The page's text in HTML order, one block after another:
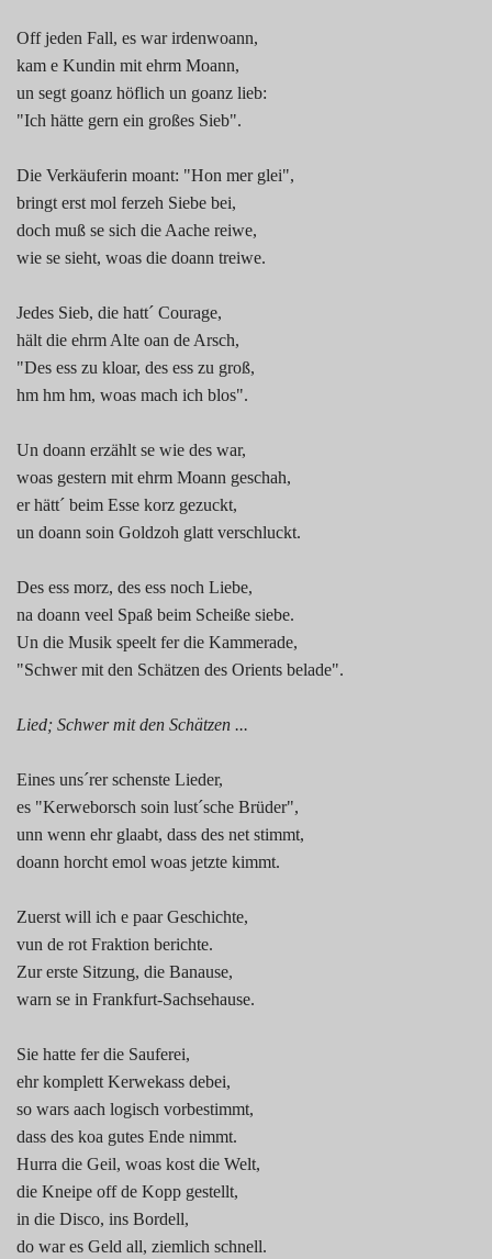
Off jeden Fall, es war irdenwoann,
kam e Kundin mit ehrm Moann,
un segt goanz höflich un goanz lieb:
"Ich hätte gern ein großes Sieb".
Die Verkäuferin moant: "Hon mer glei",
bringt erst mol ferzeh Siebe bei,
doch muß se sich die Aache reiwe,
wie se sieht, woas die doann treiwe.
Jedes Sieb, die hatt´ Courage,
hält die ehrm Alte oan de Arsch,
"Des ess zu kloar, des ess zu groß,
hm hm hm, woas mach ich blos".
Un doann erzählt se wie des war,
woas gestern mit ehrm Moann geschah,
er hätt´ beim Esse korz gezuckt,
un doann soin Goldzoh glatt verschluckt.
Des ess morz, des ess noch Liebe,
na doann veel Spaß beim Scheiße siebe.
Un die Musik speelt fer die Kammerade,
"Schwer mit den Schätzen des Orients belade".
Lied; Schwer mit den Schätzen ...
Eines uns´rer schenste Lieder,
es "Kerweborsch soin lust´sche Brüder",
unn wenn ehr glaabt, dass des net stimmt,
doann horcht emol woas jetzte kimmt.
Zuerst will ich e paar Geschichte,
vun de rot Fraktion berichte.
Zur erste Sitzung, die Banause,
warn se in Frankfurt-Sachsehause.
Sie hatte fer die Sauferei,
ehr komplett Kerwekass debei,
so wars aach logisch vorbestimmt,
dass des koa gutes Ende nimmt.
Hurra die Geil, woas kost die Welt,
die Kneipe off de Kopp gestellt,
in die Disco, ins Bordell,
do war es Geld all, ziemlich schnell.